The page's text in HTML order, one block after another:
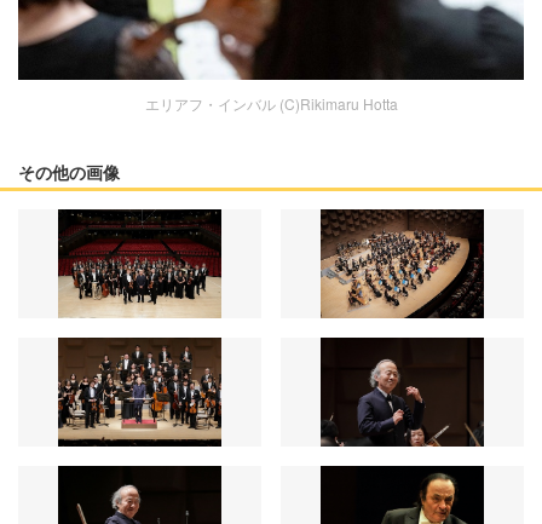
エリアフ・インバル (C)Rikimaru Hotta
その他の画像